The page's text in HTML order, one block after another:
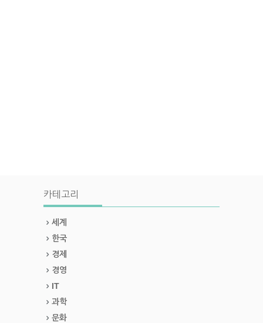
카테고리
세계
한국
경제
경영
IT
과학
문화